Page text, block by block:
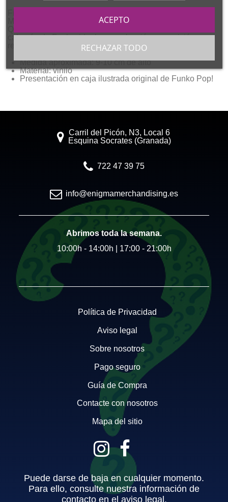
Mercury (#457), inspirada en el icónico vocalista de
cabezón de Funko, ideal para colección, exposición o
regalo para fans del rock.
Medida aproximada: 9-10 cm de alto
Material: vinilo
Presentación en caja ilustrada original de Funko Pop!
Carril del Picón, N3, Local 6
Esquina Socrates (Granada)
722 47 39 75
info@enigmamerchandising.es
Abrimos toda la semana.
10:00h - 14:00h | 17:00 - 21:00h
Política de Privacidad
Aviso legal
Sobre nosotros
Pago seguro
Guía de Compra
Contacte con nosotros
Mapa del sitio
RECHAZAR TODO
ACEPTO
Puede darse de baja en cualquier momento.
Para ello, consulte nuestra información de
contacto en el aviso legal.